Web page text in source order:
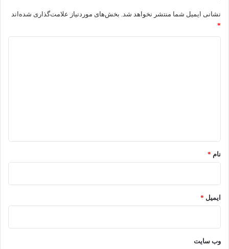
نشانی ایمیل شما منتشر نخواهد شد. بخش‌های موردنیاز علامت‌گذاری شده‌اند
*
نام *
ایمیل *
وب‌ سایت